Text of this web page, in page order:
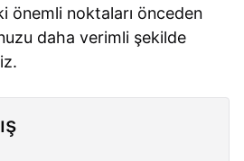
önemli noktaları önceden
daha verimli şekilde